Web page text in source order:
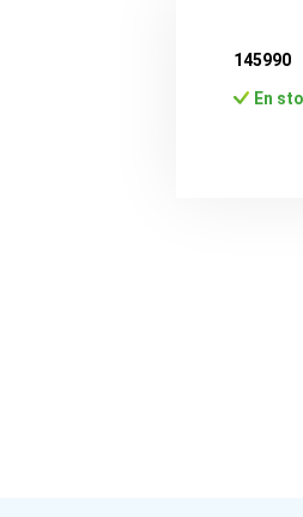
145990
En